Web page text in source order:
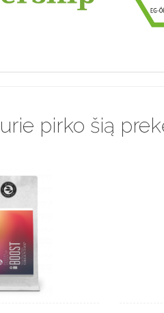
pirko šią